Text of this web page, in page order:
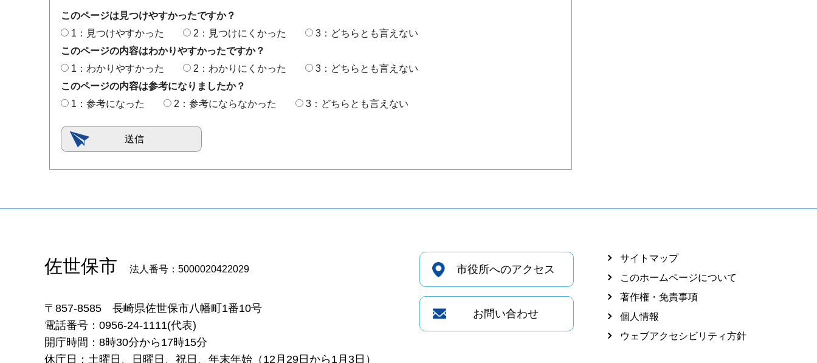
このページは見つけやすかったですか？
1：見つけやすかった
2：見つけにくかった
3：どちらとも言えない
このページの内容はわかりやすかったですか？
1：わかりやすかった
2：わかりにくかった
3：どちらとも言えない
このページの内容は参考になりましたか？
1：参考になった
2：参考にならなかった 3：どちらとも言えない
佐世保市 法人番号：5000020422029
〒857-8585 長崎県佐世保市八幡町1番10号
電話番号：0956-24-1111(代表)
開庁時間：8時30分から17時15分
休庁日：土曜日、日曜日、祝日、年末年始（12月29日から1月3日）
市役所へのアクセス
お問い合わせ
サイトマップ
このホームページについて
著作権・免責事項
個人情報
ウェブアクセシビリティ方針